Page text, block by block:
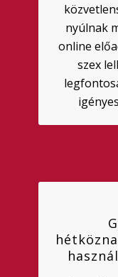
nyúlnak
online
szex